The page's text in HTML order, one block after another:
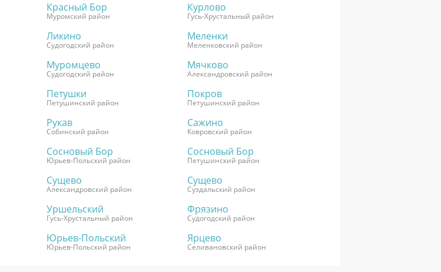
Красный Бор
Муромский район
Курлово
Гусь-Хрустальный район
Ликино
Судогодский район
Меленки
Меленковский район
Муромцево
Судогодский район
Мячково
Александровский район
Петушки
Петушинский район
Покров
Петушинский район
Рукав
Собинский район
Сажино
Ковровский район
Сосновый Бор
Юрьев-Польский район
Сосновый Бор
Петушинский район
Сущево
Александровский район
Сущево
Суздальский район
Уршельский
Гусь-Хрустальный район
Фрязино
Судогодский район
Юрьев-Польский
Юрьев-Польский район
Ярцево
Селивановский район